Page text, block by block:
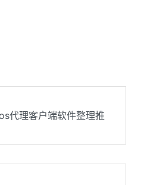
代理客户端软件整理推